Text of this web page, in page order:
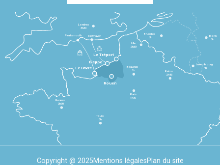
Le Havre
Dieppe
Le Tréport
Rennes
2h30
Tours
3h
Paris
1h30
Beauvais
1h
Reims
2h45
Lille
2h30
Bruxelles
3h
Londres
3h30
Newhaven
Portsmouth
Bonn
5h
Luxembourg
4h
Rouen
Copyright @ 2025Mentions légalesPlan du site